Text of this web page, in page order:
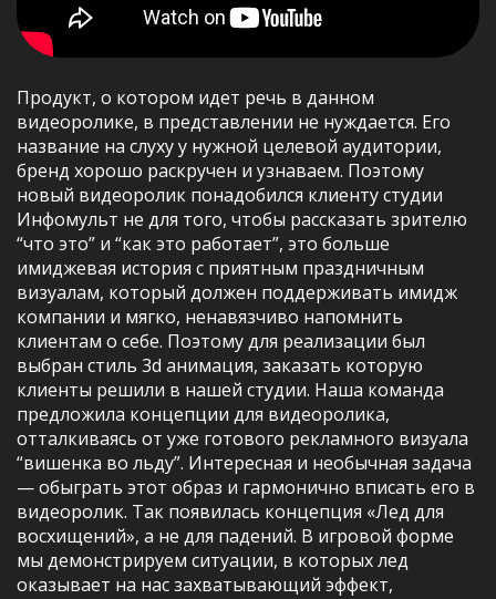
Продукт, о котором идет речь в данном
видеоролике, в представлении не нуждается. Его
название на слуху у нужной целевой аудитории,
бренд хорошо раскручен и узнаваем. Поэтому
новый видеоролик понадобился клиенту студии
Инфомульт не для того, чтобы рассказать зрителю
“что это” и “как это работает”, это больше
имиджевая история с приятным праздничным
визуалам, который должен поддерживать имидж
компании и мягко, ненавязчиво напомнить
клиентам о себе. Поэтому для реализации был
выбран стиль 3d анимация, заказать которую
клиенты решили в нашей студии. Наша команда
предложила концепции для видеоролика,
отталкиваясь от уже готового рекламного визуала
“вишенка во льду”. Интересная и необычная задача
— обыграть этот образ и гармонично вписать его в
видеоролик. Так появилась концепция «Лед для
восхищений», а не для падений. В игровой форме
мы демонстрируем ситуации, в которых лед
оказывает на нас захватывающий эффект,